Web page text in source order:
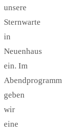
unsere
Sternwarte
in
Neuenhaus
ein. Im
Abendprogramm
geben
wir
eine